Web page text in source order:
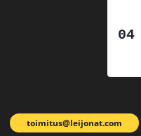
toimitus@leijonat.com